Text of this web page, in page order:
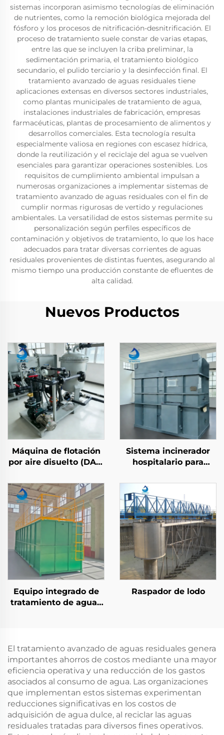
sistemas incorporan asimismo tecnologías de eliminación
de nutrientes, como la remoción biológica mejorada del
fósforo y los procesos de nitrificación-desnitrificación. El
proceso de tratamiento suele constar de varias etapas,
entre las que se incluyen la criba preliminar, la
sedimentación primaria, el tratamiento biológico
secundario, el pulido terciario y la desinfección final. El
tratamiento avanzado de aguas residuales tiene
aplicaciones extensas en diversos sectores industriales,
como plantas municipales de tratamiento de agua,
instalaciones industriales de fabricación, empresas
farmacéuticas, plantas de procesamiento de alimentos y
desarrollos comerciales. Esta tecnología resulta
especialmente valiosa en regiones con escasez hídrica,
donde la reutilización y el reciclaje del agua se vuelven
esenciales para garantizar operaciones sostenibles. Los
requisitos de cumplimiento ambiental impulsan a
numerosas organizaciones a implementar sistemas de
tratamiento avanzado de aguas residuales con el fin de
cumplir normas rigurosas de vertido y regulaciones
ambientales. La versatilidad de estos sistemas permite su
personalización según perfiles específicos de
contaminación y objetivos de tratamiento, lo que los hace
adecuados para tratar diversas corrientes de aguas
residuales provenientes de distintas fuentes, asegurando al
mismo tiempo una producción constante de efluentes de
alta calidad.
Nuevos Productos
Máquina de flotación
por aire disuelto (DAF)
ampliamente aplicable
para tratamiento de
aguas residuales
Sistema incinerador
hospitalario para
quemador de
desechos
Equipo integrado de
tratamiento de aguas
ecológica prefabricada
Raspador de lodo
El tratamiento avanzado de aguas residuales genera
importantes ahorros de costos mediante una mayor
eficiencia operativa y una reducción de los gastos
asociados al consumo de agua. Las organizaciones
que implementan estos sistemas experimentan
reducciones significativas en los costos de
adquisición de agua dulce, al reciclar las aguas
residuales tratadas para diversos fines operativos.